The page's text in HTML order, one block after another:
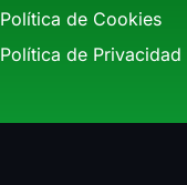
Política de Cookies
Política de Privacidad